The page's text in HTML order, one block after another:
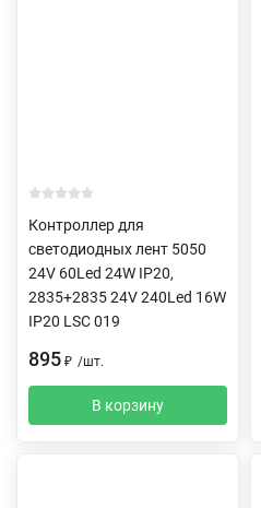
Контроллер для
светодиодных лент 5050
24V 60Led 24W IP20,
2835+2835 24V 240Led 16W
IP20 LSC 019
895 ₽ /шт.
В корзину